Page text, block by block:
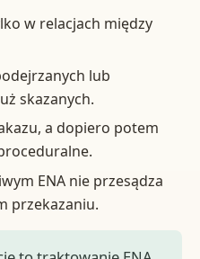
w relacjach między
lub
skazanych.
a dopiero potem
ENA nie przesądza
przekazaniu.